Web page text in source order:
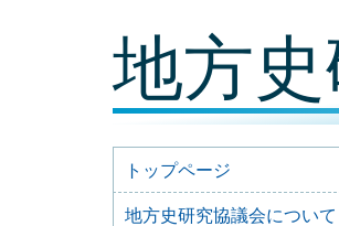
地方
トップページ
地方史研究協議会について